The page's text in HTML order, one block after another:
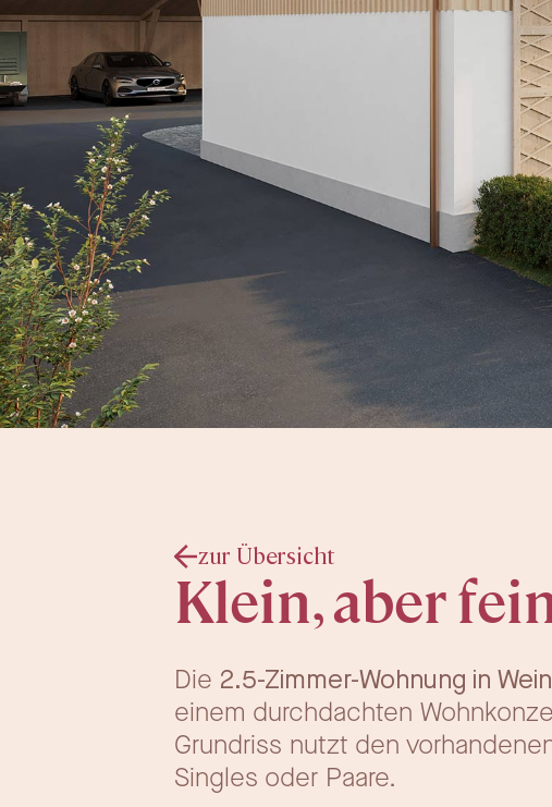
zur Übersicht
Klein, aber
Die 2.5-Zimmer-Wohnung in
einem durchdachten
Grundriss nutzt den
Singles oder Paare.